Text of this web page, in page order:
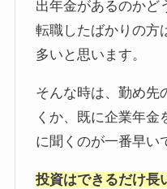
出年金があるのかど
転職したばかりの方
多いと思います。
そんな時は、勤め先
くか、既に企業年金
に聞くのが一番早い
投資はできるだけ長